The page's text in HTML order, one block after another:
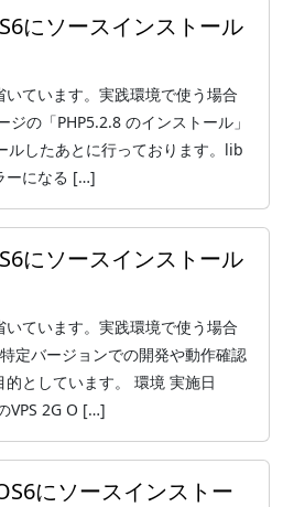
にソースインストール
ています。実践環境で使う場合
の「PHP5.2.8 のインストール」
ルしたあとに行っております。lib
ーになる […]
にソースインストール
ています。実践環境で使う場合
定バージョンでの開発や動作確認
としています。 環境 実施日
VPS 2G O […]
にソースインストー